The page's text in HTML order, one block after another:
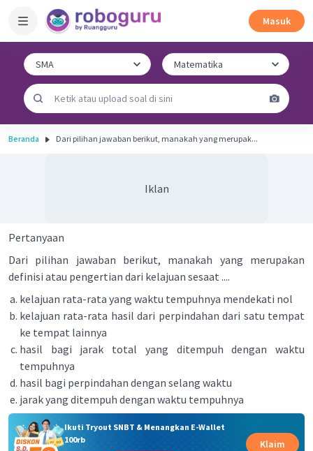
Masuk
Beranda Dari pilihan jawaban berikut, manakah yang merupak...
Iklan
Pertanyaan
Dari pilihan jawaban berikut, manakah yang merupakan
definisi atau pengertian dari kelajuan sesaat ....
kelajuan rata-rata yang waktu tempuhnya mendekati nol
kelajuan rata-rata hasil dari perpindahan dari satu tempat
ke tempat lainnya
hasil bagi jarak total yang ditempuh dengan waktu
tempuhnya
hasil bagi perpindahan dengan selang waktu
jarak yang ditempuh dengan waktu tempuhnya
Ikuti Tryout SNBT & Menangkan E-Wallet
100rb
Klaim